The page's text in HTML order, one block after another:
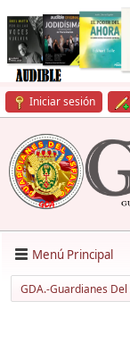
Iniciar sesión
Menú Principal
GDA.-Guardianes